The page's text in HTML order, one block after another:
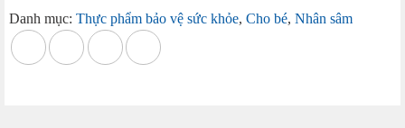
Danh mục: Thực phẩm bảo vệ sức khỏe, Cho bé, Nhân sâm